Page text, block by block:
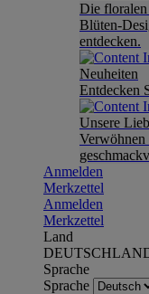
Die
Blüten-
entdecken.
Neuheiten
Entdecken
Unsere
Verwöhnen
Anmelden
Merkzettel
Anmelden
Merkzettel
Land
Sprache
Sprache